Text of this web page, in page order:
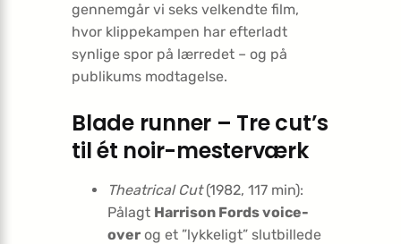
gennemgår vi seks velkendte film,
hvor klippekampen har efterladt
synlige spor på lærredet – og på
publikums modtagelse.
Blade runner – Tre cut’s
til ét noir-mesterværk
Theatrical Cut(1982, 117 min):
Pålagt Harrison Fords voice-
over og et ”lykkeligt” slutbillede